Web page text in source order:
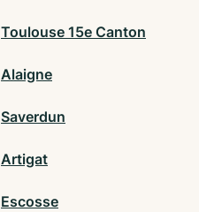
Toulouse 15e Canton
Alaigne
Saverdun
Artigat
Escosse